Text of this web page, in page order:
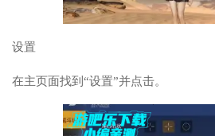
设置
在主页面找到“设置”并点击。